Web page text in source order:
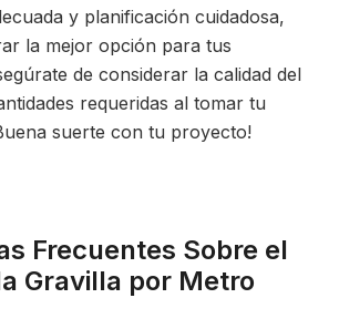
y planificación cuidadosa,
la mejor opción para tus
de considerar la calidad del
requeridas al tomar tu
suerte con tu proyecto!
Frecuentes Sobre el
Gravilla por Metro